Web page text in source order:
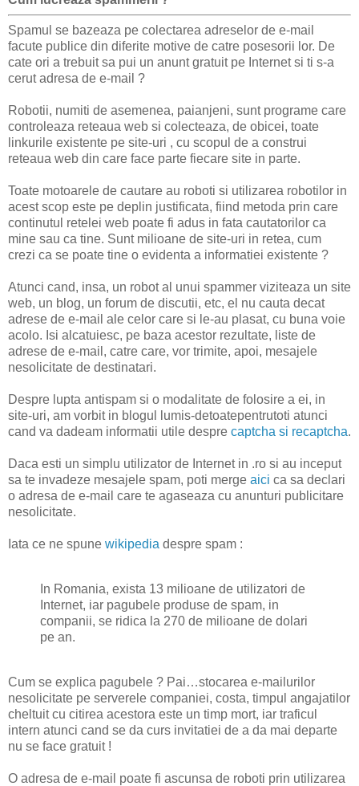
Spamul se bazeaza pe colectarea adreselor de e-mail
facute publice din diferite motive de catre posesorii lor. De
cate ori a trebuit sa pui un anunt gratuit pe Internet si ti s-a
cerut adresa de e-mail ?
Robotii, numiti de asemenea, paianjeni, sunt programe care
controleaza reteaua web si colecteaza, de obicei, toate
linkurile existente pe site-uri , cu scopul de a construi
reteaua web din care face parte fiecare site in parte.
Toate motoarele de cautare au roboti si utilizarea robotilor in
acest scop este pe deplin justificata, fiind metoda prin care
continutul retelei web poate fi adus in fata cautatorilor ca
mine sau ca tine. Sunt milioane de site-uri in retea, cum
crezi ca se poate tine o evidenta a informatiei existente ?
Atunci cand, insa, un robot al unui spammer viziteaza un site
web, un blog, un forum de discutii, etc, el nu cauta decat
adrese de e-mail ale celor care si le-au plasat, cu buna voie
acolo. Isi alcatuiesc, pe baza acestor rezultate, liste de
adrese de e-mail, catre care, vor trimite, apoi, mesajele
nesolicitate de destinatari.
Despre lupta antispam si o modalitate de folosire a ei, in
site-uri, am vorbit in blogul lumis-detoatepentrutoti atunci
cand va dadeam informatii utile despre captcha si recaptcha.
Daca esti un simplu utilizator de Internet in .ro si au inceput
sa te invadeze mesajele spam, poti merge aici ca sa declari
o adresa de e-mail care te agaseaza cu anunturi publicitare
nesolicitate.
Iata ce ne spune wikipedia despre spam :
In Romania, exista 13 milioane de utilizatori de
Internet, iar pagubele produse de spam, in
companii, se ridica la 270 de milioane de dolari
pe an.
Cum se explica pagubele ? Pai…stocarea e-mailurilor
nesolicitate pe serverele companiei, costa, timpul angajatilor
cheltuit cu citirea acestora este un timp mort, iar traficul
intern atunci cand se da curs invitatiei de a da mai departe
nu se face gratuit !
O adresa de e-mail poate fi ascunsa de roboti prin utilizarea